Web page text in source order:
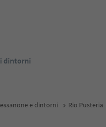
dintorni
e dintorni Rio Pusteria